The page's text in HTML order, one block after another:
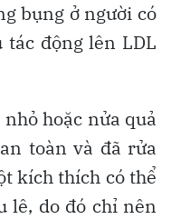
bụng ở người có
tác động lên LDL
hoặc nửa quả
toàn và đã rửa
kích thích có thể
lê, do đó chỉ nên